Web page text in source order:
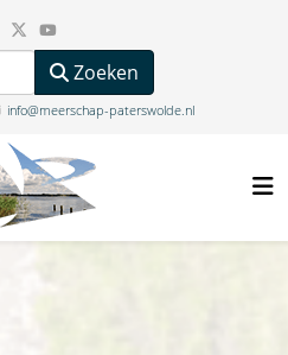
Zoeken
info@meerschap-paterswolde.nl